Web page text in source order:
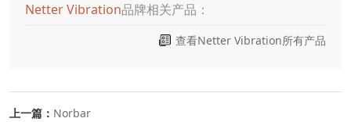
Netter Vibration品牌相关产品：
查看Netter Vibration所有产品
上一篇： Norbar